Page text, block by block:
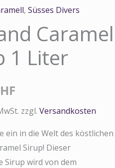
,Süsses Divers
Caramel
1 Liter
zzgl.Versandkosten
ein in die Welt des köstlichen
Sirup! Dieser
Sirup wird von dem